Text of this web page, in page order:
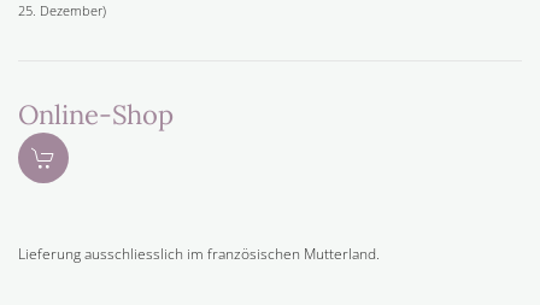
25. Dezember)
Online-Shop
Lieferung ausschliesslich im französischen Mutterland.